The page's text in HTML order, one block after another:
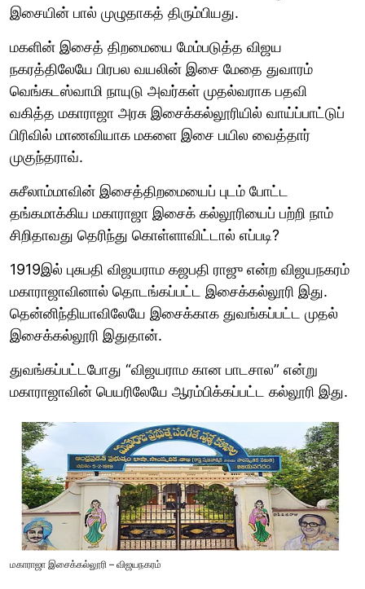
இசையின் பால் முழுதாகத் திரும்பியது.
மகளின் இசைத் திறமையை மேம்படுத்த விஜய
நகரத்திலேயே பிரபல வயலின் இசை மேதை துவாரம்
வெங்கடஸ்வாமி நாயுடு அவர்கள் முதல்வராக பதவி
வகித்த மகாராஜா அரசு இசைக்கல்லூரியில் வாய்ப்பாட்டுப்
பிரிவில் மாணவியாக மகளை இசை பயில வைத்தார்
முகுந்தராவ்.
சுசீலாம்மாவின் இசைத்திறமையைப் புடம் போட்ட
தங்கமாக்கிய மகாராஜா இசைக் கல்லூரியைப் பற்றி நாம்
சிறிதாவது தெரிந்து கொள்ளாவிட்டால் எப்படி?
1919இல் புசுபதி விஜயராம கஜபதி ராஜு என்ற விஜயநகரம்
மகாராஜாவினால் தொடங்கப்பட்ட இசைக்கல்லூரி இது.
தென்னிந்தியாவிலேயே இசைக்காக துவங்கப்பட்ட முதல்
இசைக்கல்லூரி இதுதான்.
துவங்கப்பட்டபோது “விஜயராம கான பாடசால” என்று
மகாராஜாவின் பெயரிலேயே ஆரம்பிக்கப்பட்ட கல்லூரி இது.
மகாராஜா இசைக்கல்லூரி – விஜயநகரம்